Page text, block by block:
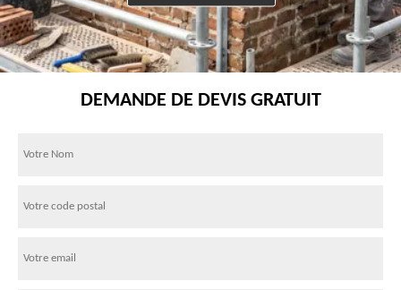
DEMANDE DE DEVIS GRATUIT